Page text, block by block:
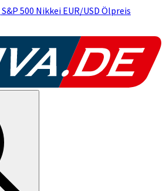
S&P 500 Nikkei EUR/USD Ölpreis